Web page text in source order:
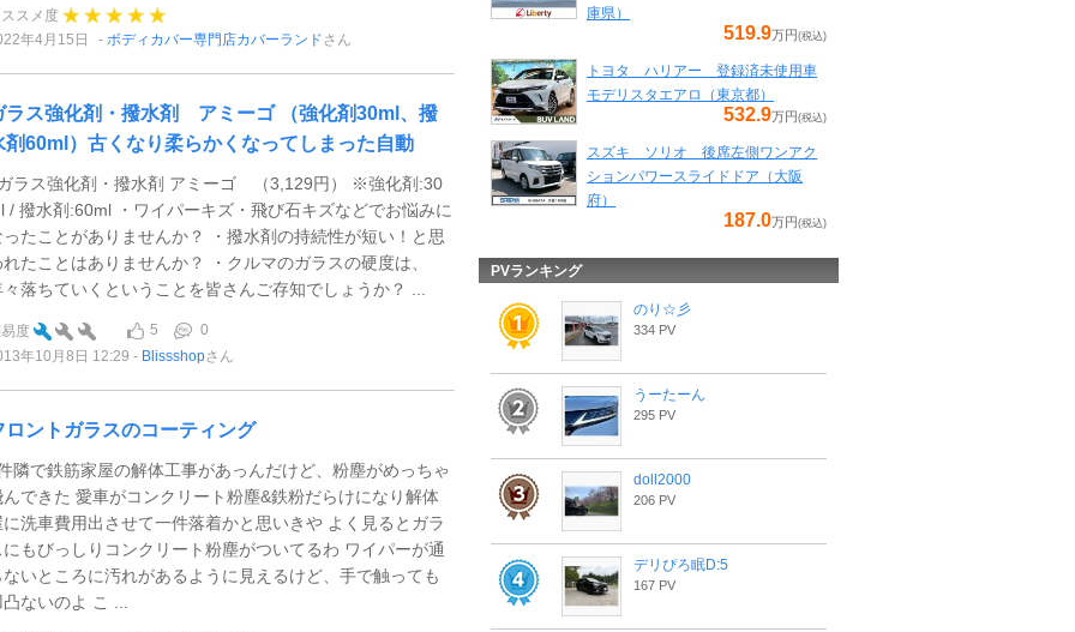
スメ度
年4月15日
ボディカバー専門店カバーランドさん
ラス強化剤・撥水剤 アミーゴ （強化剤30ml、撥
剤60ml）古くなり柔らかくなってしまった自動
ラス強化剤・撥水剤 アミーゴ （3,129円） ※強化剤:30
/ 撥水剤:60ml ・ワイパーキズ・飛び石キズなどでお悩みに
ったことがありませんか？ ・撥水剤の持続性が短い！と思
れたことはありませんか？ ・クルマのガラスの硬度は、
々落ちていくということを皆さんご存知でしょうか？ ...
度 5
0
年10月8日 12:29
Blissshopさん
ロントガラスのコーティング
隣で鉄筋家屋の解体工事があっんだけど、粉塵がめっちゃ
んできた 愛車がコンクリート粉塵&鉄粉だらけになり解体
に洗車費用出させて一件落着かと思いきや よく見るとガラ
にもびっしりコンクリート粉塵がついてるわ ワイパーが通
ないところに汚れがあるように見えるけど、手で触っても
ないのよ こ ...
庫県）
519.9万円 (税込)
トヨタ ハリアー 登録済未使用車
モデリスタエアロ（東京都）
532.9万円 (税込)
スズキ ソリオ 後席左側ワンアク
ションパワースライドドア（大阪
府）
187.0万円 (税込)
PVランキング
のり☆彡
334 PV
うーたーん
295 PV
doll2000
206 PV
デリぴろ眠D:5
167 PV